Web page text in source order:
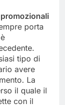
porta
tipo di
avere
La
il quale il
con il